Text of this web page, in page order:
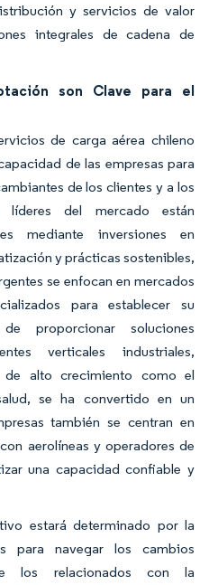
y servicios de valor
integrales de cadena de
son Clave para el
de carga aérea chileno
de las empresas para
de los clientes y a los
líderes del mercado están
mediante inversiones en
y prácticas sostenibles,
se enfocan en mercados
para establecer su
proporcionar soluciones
verticales industriales,
de alto crecimiento como el
se ha convertido en un
también se centran en
aerolíneas y operadores de
una capacidad confiable y
estará determinado por la
para navegar los cambios
los relacionados con la